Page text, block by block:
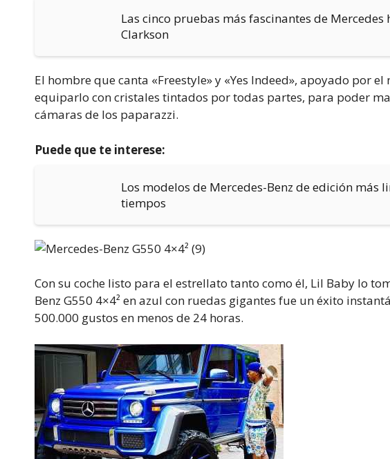
Las cinco pruebas más fascinantes de Mercedes
Clarkson
El hombre que canta «Freestyle» y «Yes Indeed», apoyado por
equiparlo con cristales tintados por todas partes, para poder
cámaras de los paparazzi.
Puede que te interese:
Los modelos de Mercedes-Benz de edición más
tiempos
Con su coche listo para el estrellato tanto como él, Lil Baby lo
Benz G550 4×4² en azul con ruedas gigantes fue un éxito
500.000 gustos en menos de 24 horas.